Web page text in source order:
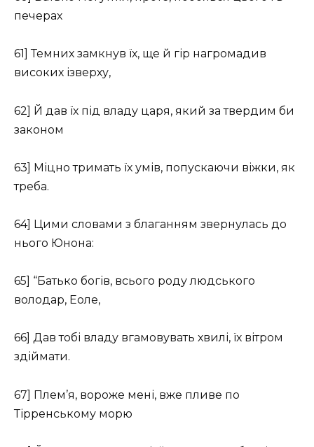
печерах
61] Темних замкнув їх, ще й гір нагромадив
високих ізверху,
62] Й дав їх під владу царя, який за твердим би
законом
63] Міцно тримать їх умів, попускаючи віжки, як
треба.
64] Цими словами з благанням звернулась до
нього Юнона:
65] “Батько богів, всього роду людського
володар, Еоле,
66] Дав тобі владу вгамовувать хвилі, їх вітром
здіймати.
67] Плем’я, вороже мені, вже пливе по
Тірренському морю